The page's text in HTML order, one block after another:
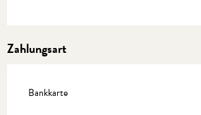
Zahlungsart
Bankkarte